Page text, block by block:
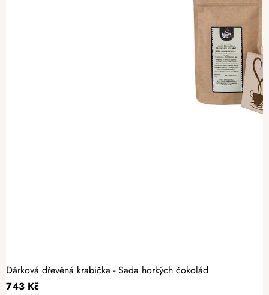
Dárková dřevěná krabička - Sada horkých čokolád
743 Kč